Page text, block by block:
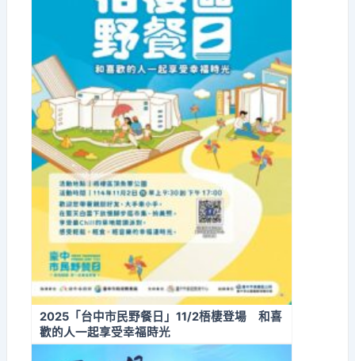
2025「台中市民野餐日」11/2梧棲登場 和喜
歡的人一起享受幸福時光